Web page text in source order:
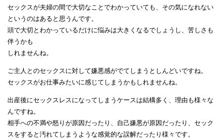
セックスが夫婦の間で大切なことでわかっていても、その気になれない
というのはあると思うんです。
頭で大切とわかっているだけに悩みは大きくなるでしょうし、苦しさも
伴うかも
しれませんね。
ご主人とのセックスに対して嫌悪感がでてしまうとしんどいですね。
セックスがお仕事みたいに感じてしまうかもしれませんね。
出産後にセックスレスになってしまうケースは結構多く、理由も様々な
んですね。
相手への不満や怒りが原因だったり、自己嫌悪が原因だったり、セック
スをすると汚れてしまうような感覚的な誤解だったり様々です。